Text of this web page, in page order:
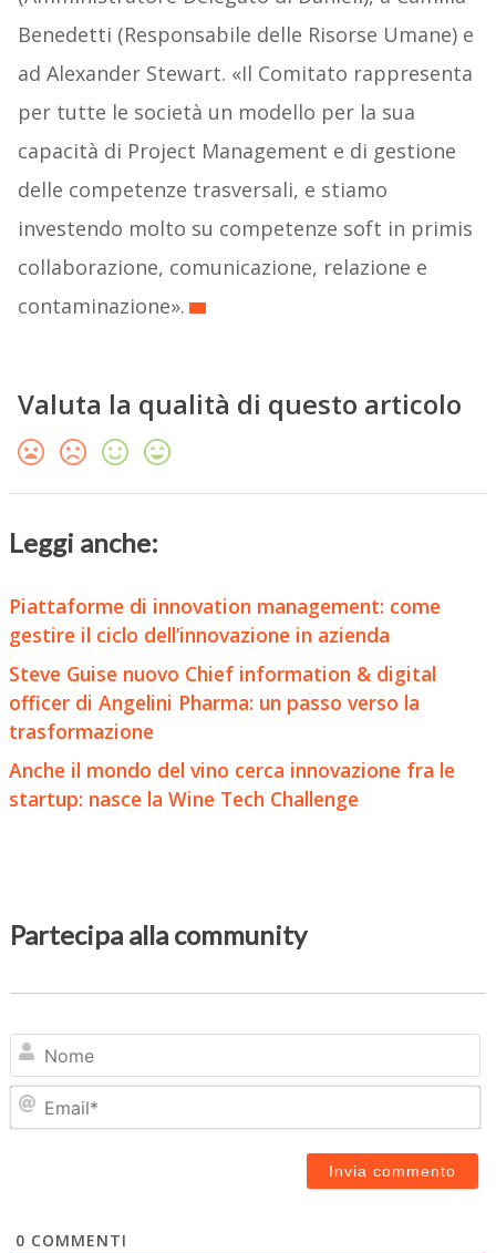
Benedetti (Responsabile delle Risorse Umane) e
ad Alexander Stewart. «Il Comitato rappresenta
per tutte le società un modello per la sua
capacità di Project Management e di gestione
delle competenze trasversali, e stiamo
investendo molto su competenze soft in primis
collaborazione, comunicazione, relazione e
contaminazione».
Valuta la qualità di questo articolo
Leggi anche:
Piattaforme di innovation management: come
gestire il ciclo dell’innovazione in azienda
Steve Guise nuovo Chief information & digital
officer di Angelini Pharma: un passo verso la
trasformazione
Anche il mondo del vino cerca innovazione fra le
startup: nasce la Wine Tech Challenge
Partecipa alla community
0 COMMENTI